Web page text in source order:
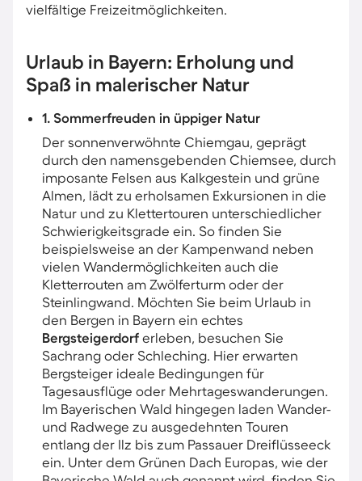
vielfältige Freizeitmöglichkeiten.
Urlaub in Bayern: Erholung und
Spaß in malerischer Natur
1. Sommerfreuden in üppiger Natur
Der sonnenverwöhnte Chiemgau, geprägt
durch den namensgebenden Chiemsee, durch
imposante Felsen aus Kalkgestein und grüne
Almen, lädt zu erholsamen Exkursionen in die
Natur und zu Klettertouren unterschiedlicher
Schwierigkeitsgrade ein. So finden Sie
beispielsweise an der Kampenwand neben
vielen Wandermöglichkeiten auch die
Kletterrouten am Zwölferturm oder der
Steinlingwand. Möchten Sie beim Urlaub in
den Bergen in Bayern ein echtes
Bergsteigerdorf erleben, besuchen Sie
Sachrang oder Schleching. Hier erwarten
Bergsteiger ideale Bedingungen für
Tagesausflüge oder Mehrtageswanderungen.
Im Bayerischen Wald hingegen laden Wander-
und Radwege zu ausgedehnten Touren
entlang der Ilz bis zum Passauer Dreiflüsseeck
ein. Unter dem Grünen Dach Europas, wie der